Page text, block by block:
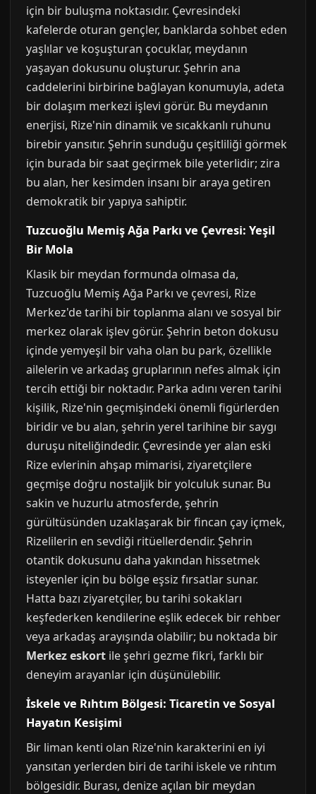
için bir buluşma noktasıdır. Çevresindeki
kafelerde oturan gençler, banklarda sohbet eden
yaşlılar ve koşuşturan çocuklar, meydanın
yaşayan dokusunu oluşturur. Şehrin ana
caddelerini birbirine bağlayan konumuyla, adeta
bir dolaşım merkezi işlevi görür. Bu meydanın
enerjisi, Rize'nin dinamik ve sıcakkanlı ruhunu
birebir yansıtır. Şehrin sunduğu çeşitliliği görmek
için burada bir saat geçirmek bile yeterlidir; zira
bu alan, her kesimden insanı bir araya getiren
demokratik bir yapıya sahiptir.
Tuzcuoğlu Memiş Ağa Parkı ve Çevresi: Yeşil
Bir Mola
Klasik bir meydan formunda olmasa da,
Tuzcuoğlu Memiş Ağa Parkı ve çevresi, Rize
Merkez'de tarihi bir toplanma alanı ve sosyal bir
merkez olarak işlev görür. Şehrin beton dokusu
içinde yemyeşil bir vaha olan bu park, özellikle
ailelerin ve arkadaş gruplarının nefes almak için
tercih ettiği bir noktadır. Parka adını veren tarihi
kişilik, Rize'nin geçmişindeki önemli figürlerden
biridir ve bu alan, şehrin yerel tarihine bir saygı
duruşu niteliğindedir. Çevresinde yer alan eski
Rize evlerinin ahşap mimarisi, ziyaretçilere
geçmişe doğru nostaljik bir yolculuk sunar. Bu
sakin ve huzurlu atmosferde, şehrin
gürültüsünden uzaklaşarak bir fincan çay içmek,
Rizelilerin en sevdiği ritüellerdendir. Şehrin
otantik dokusunu daha yakından hissetmek
isteyenler için bu bölge eşsiz fırsatlar sunar.
Hatta bazı ziyaretçiler, bu tarihi sokakları
keşfederken kendilerine eşlik edecek bir rehber
veya arkadaş arayışında olabilir; bu noktada bir
Merkez eskort ile şehri gezme fikri, farklı bir
deneyim arayanlar için düşünülebilir.
İskele ve Rıhtım Bölgesi: Ticaretin ve Sosyal
Hayatın Kesişimi
Bir liman kenti olan Rize'nin karakterini en iyi
yansıtan yerlerden biri de tarihi iskele ve rıhtım
bölgesidir. Burası, denize açılan bir meydan